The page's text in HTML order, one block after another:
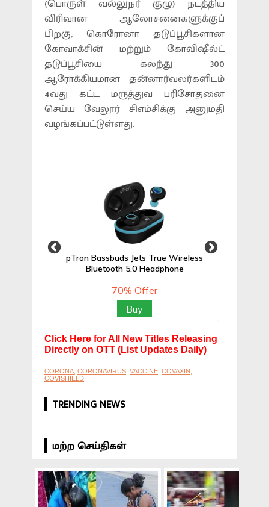
(பொருள் வல்லுநர் குழு) நடத்திய
விரிவான ஆலோசனைகளுக்குப்
பிறகு, கொரோனா தடுப்பூசிகளான
கோவாக்சின் மற்றும் கோவிஷீல்ட்
தடுப்பூசியை கலந்து 300
ஆரோக்கியமான தன்னார்வலர்களிடம்
4வது கட்ட மருத்துவ பரிசோதனை
செய்ய வேலூர் சிஎம்சிக்கு அனுமதி
வழங்கப்பட்டுள்ளது.
Click Here for All New Titles Releasing
Directly on OTT (List Updates Daily)
CORONA, CORONAVIRUS, VACCINE, COVAXIN ,
COVISHIELD
TRENDING NEWS
மற்ற செய்திகள்